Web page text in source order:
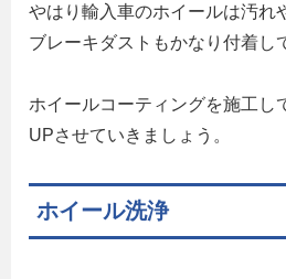
やはり輸入車のホイールは汚れ
ブレーキダストもかなり付着し
ホイールコーティングを施工し
UPさせていきましょう。
ホイール洗浄